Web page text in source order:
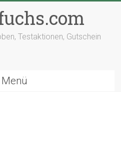
Testaktionen, Gutschein
Menü